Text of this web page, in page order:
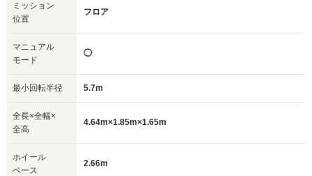
ミッション
位置
フロア
マニュアル
モード
◯
最小回転半径 5.7m
全長×全幅×
全高
4.64m×1.85m×1.65m
ホイール
ベース
2.66m